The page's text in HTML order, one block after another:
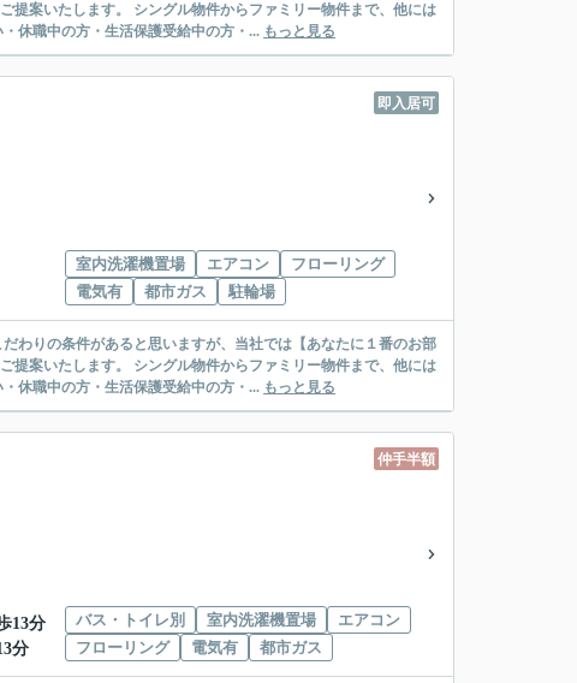
ァミリー物件まで、他には
緊急連絡先がいない・休職中の方・生活保護受給中の方・... もっと見る
即入居可
室内洗濯機置場 エアコン
フローリング
電気有
都市ガス 駐輪場
ァミリー物件まで、他には
緊急連絡先がいない・休職中の方・生活保護受給中の方・... もっと見る
仲手半額
13分
分
バス・トイレ別 室内洗濯機置場
エアコン
フローリング
電気有 都市ガス